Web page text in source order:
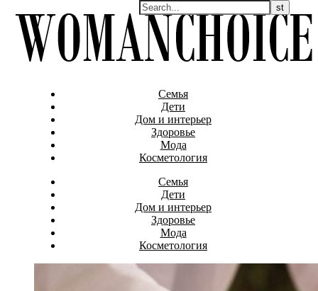
Семья
Дети
Дом и интерьер
Здоровье
Мода
Косметология
Семья
Дети
Дом и интерьер
Здоровье
Мода
Косметология